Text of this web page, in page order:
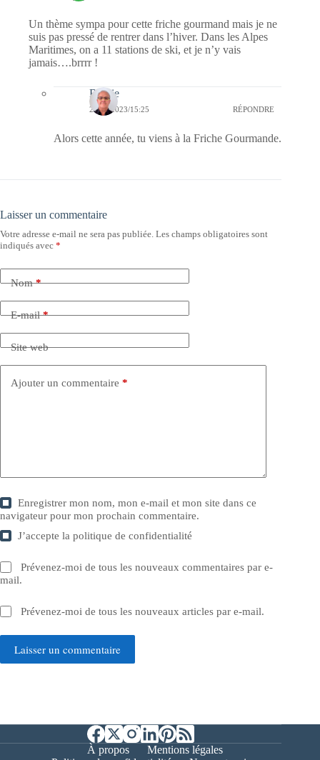
Un thème sympa pour cette friche gourmand mais je ne
suis pas pressé de rentrer dans l’hiver. Dans les Alpes
Maritimes, on a 11 stations de ski, et je n’y vais
jamais….brrrr !
Bernie
28/10/2023/15:25 RÉPONDRE
Alors cette année, tu viens à la Friche Gourmande.
Laisser un commentaire
Votre adresse e-mail ne sera pas publiée. Les champs obligatoires sont
indiqués avec *
Nom*
E-mail*
Site web
Ajouter un commentaire *
Enregistrer mon nom, mon e-mail et mon site dans ce
navigateur pour mon prochain commentaire.
J’accepte lapolitique de confidentialité
Prévenez-moi de tous les nouveaux commentaires par e-
mail.
Prévenez-moi de tous les nouveaux articles par e-mail.
Laisser un commentaire
À propos
Mentions légales